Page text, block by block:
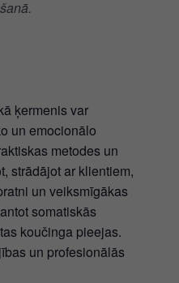
ķermenis var
un emocionālo
metodes un
strādājot ar klientiem,
un veiksmīgākas
somatiskās
koučinga pieejas.
un profesionālās